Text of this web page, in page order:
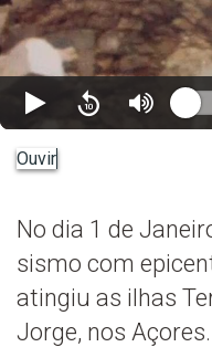
Ouvir
No dia 1 de
sismo com
atingiu as ilhas
Jorge, nos